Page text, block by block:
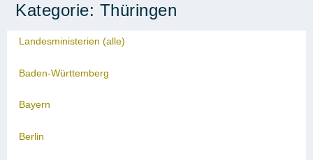
Kategorie: Thüringen
Landesministerien (alle)
Baden-Württemberg
Bayern
Berlin